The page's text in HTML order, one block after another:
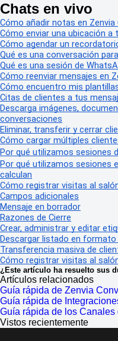
Chats en vivo
Cómo añadir notas en Zenvia
Cómo enviar una ubicación a
Cómo agendar un
Qué es una conversación
Qué es una sesión de
Cómo reenviar mensajes en
Cómo encuentro mis
Citas de clientes a tus
Descarga imágenes,
conversaciones
Eliminar, transferir y cerrar
Cómo cargar múltiples
Por qué utilizamos sesiones
Por qué utilizamos sesiones
calculan
Cómo registrar visitas al
Campos adicionales
Mensaje en borrador
Razones de Cierre
Crear, administrar y editar
Descargar listado en formato
Transferencia masiva de
Cómo registrar visitas al
¿Este artículo ha resuelto sus
Artículos relacionados
Guía rápida de Zenvia
Guía rápida de
Guía rápida de los
Vistos recientemente